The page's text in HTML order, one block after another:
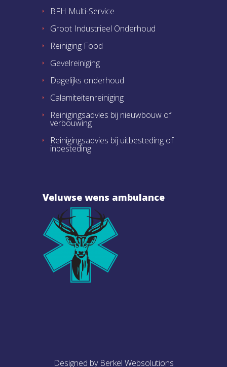
BFH Multi-Service
Groot Industrieel Onderhoud
Reiniging Food
Gevelreiniging
Dagelijks onderhoud
Calamiteitenreiniging
Reinigingsadvies bij nieuwbouw of
verbouwing
Reinigingsadvies bij uitbesteding of
inbesteding
Veluwse wens ambulance
Designed by Berkel Websolutions